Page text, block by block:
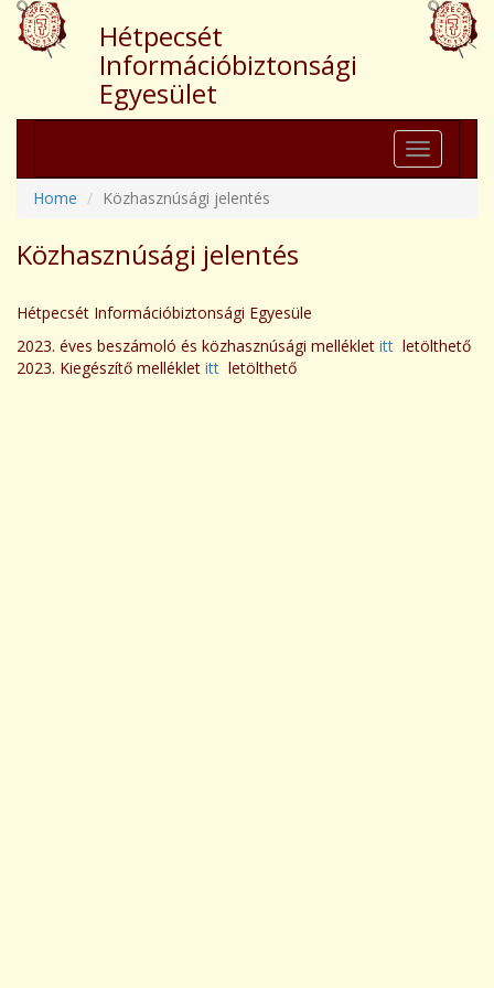
Hétpecsét
Információbiztonsági
Egyesület
Toggle
navigation
Home
Közhasznúsági jelentés
Közhasznúsági jelentés
Hétpecsét Információbiztonsági Egyesüle
2023. éves beszámoló és közhasznúsági melléklet itt letölthető
2023. Kiegészítő melléklet itt letölthető